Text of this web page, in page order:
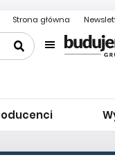
Strona główna